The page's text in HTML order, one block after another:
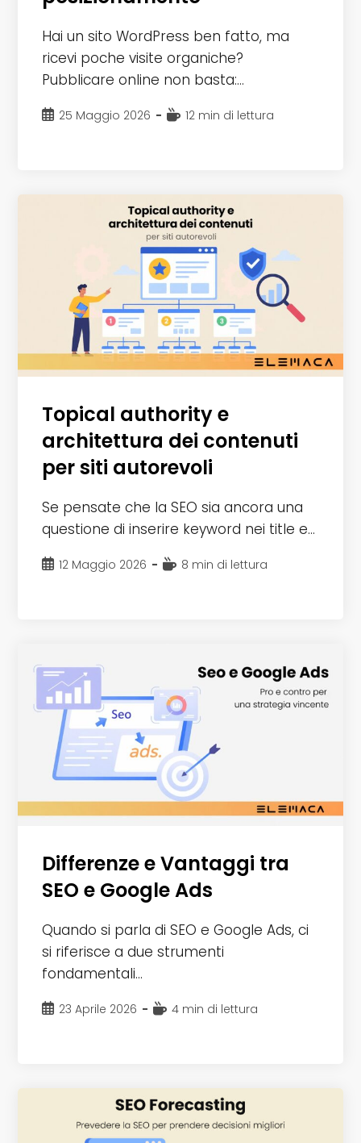
Hai un sito WordPress ben fatto, ma
ricevi poche visite organiche?
Pubblicare online non basta:…
Articolo
25 Maggio 2026
Tempo12 min di lettura
Topical authority e
architettura dei contenuti
per siti autorevoli
Se pensate che la SEO sia ancora una
questione di inserire keyword nei title e…
Articolo
12 Maggio 2026
Tempo8 min di lettura
Differenze e Vantaggi tra
SEO e Google Ads
Quando si parla di SEO e Google Ads, ci
si riferisce a due strumenti
fondamentali…
Articolo
23 Aprile 2026
Tempo4 min di lettura